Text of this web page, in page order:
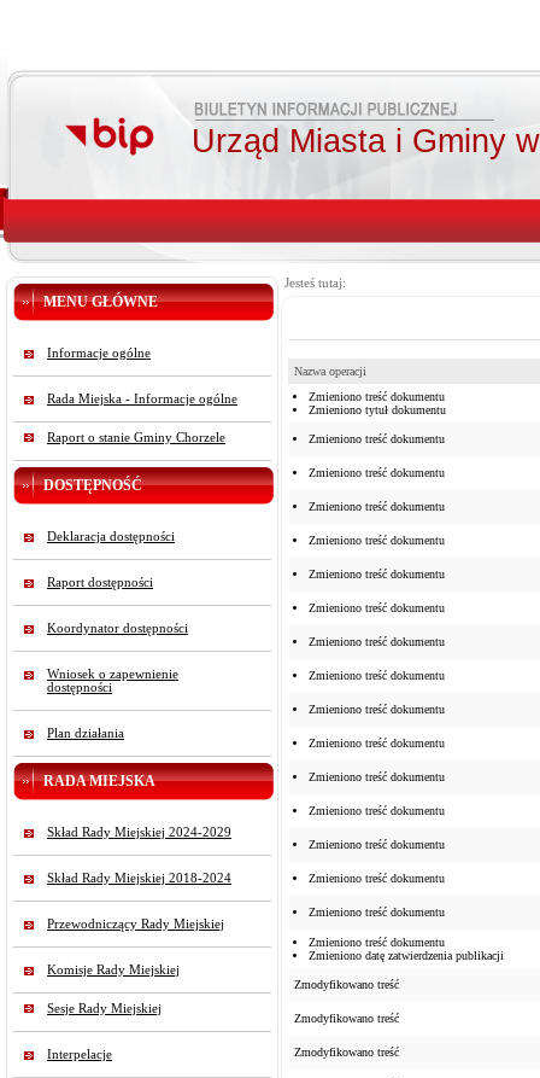
Urząd Miasta i Gminy
MENU GŁÓWNE
Informacje ogólne
Rada Miejska - Informacje ogólne
Raport o stanie Gminy Chorzele
DOSTĘPNOŚĆ
Deklaracja dostępności
Raport dostępności
Koordynator dostępności
Wniosek o zapewnienie
dostępności
Plan działania
RADA MIEJSKA
Skład Rady Miejskiej 2024-2029
Skład Rady Miejskiej 2018-2024
Przewodniczący Rady Miejskiej
Komisje Rady Miejskiej
Sesje Rady Miejskiej
Interpelacje
Jesteś tutaj:
Nazwa operacji
Zmieniono treść dokumentu
Zmieniono tytuł dokumentu
Zmieniono treść dokumentu
Zmieniono treść dokumentu
Zmieniono treść dokumentu
Zmieniono treść dokumentu
Zmieniono treść dokumentu
Zmieniono treść dokumentu
Zmieniono treść dokumentu
Zmieniono treść dokumentu
Zmieniono treść dokumentu
Zmieniono treść dokumentu
Zmieniono treść dokumentu
Zmieniono treść dokumentu
Zmieniono treść dokumentu
Zmieniono treść dokumentu
Zmieniono treść dokumentu
Zmieniono treść dokumentu
Zmieniono datę zatwierdzenia publikacji
Zmodyfikowano treść
Zmodyfikowano treść
Zmodyfikowano treść